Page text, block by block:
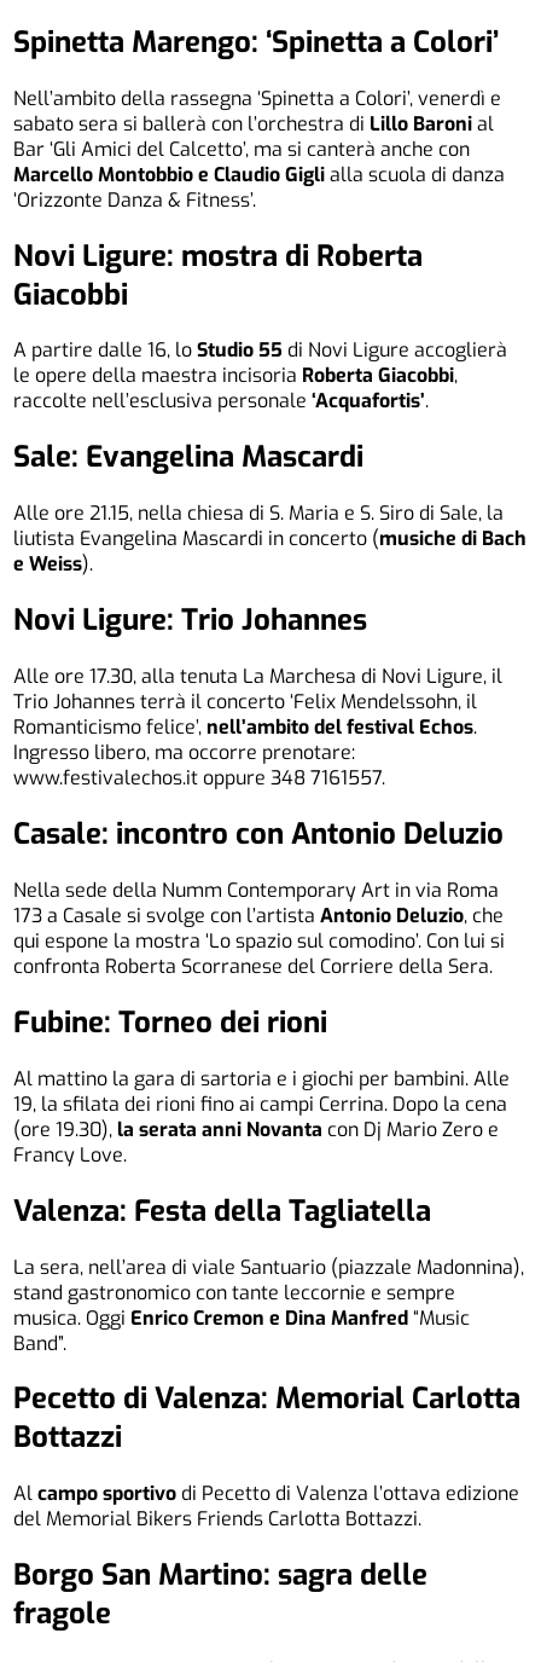
Spinetta Marengo: ‘Spinetta a Colori’
Nell’ambito della rassegna ‘Spinetta a Colori’, venerdì e
sabato sera si ballerà con l’orchestra di Lillo Baronial
Bar ‘Gli Amici del Calcetto’, ma si canterà anche con
Marcello Montobbio e Claudio Giglialla scuola di danza
‘Orizzonte Danza & Fitness’.
Novi Ligure: mostra di Roberta
Giacobbi
A partire dalle 16, loStudio 55 di Novi Ligure accoglierà
le opere della maestra incisoria Roberta Giacobbi,
raccolte nell’esclusiva personale‘Acquafortis’.
Sale: Evangelina Mascardi
Alle ore 21.15, nella chiesa di S. Maria e S. Siro di Sale, la
liutista Evangelina Mascardi in concerto (musiche di Bach
e Weiss).
Novi Ligure: Trio Johannes
Alle ore 17.30, alla tenuta La Marchesa di Novi Ligure, il
Trio Johannes terrà il concerto ‘Felix Mendelssohn, il
Romanticismo felice’,nell’ambito del festival Echos.
Ingresso libero, ma occorre prenotare:
www.festivalechos.it oppure 348 7161557.
Casale: incontro con Antonio Deluzio
Nella sede della Numm Contemporary Art in via Roma
173 a Casale si svolge con l’artistaAntonio Deluzio, che
qui espone la mostra ‘Lo spazio sul comodino’. Con lui si
confronta Roberta Scorranese del Corriere della Sera.
Fubine: Torneo dei rioni
Al mattino la gara di sartoria e i giochi per bambini. Alle
19, la sfilata dei rioni fino ai campi Cerrina. Dopo la cena
(ore 19.30),la serata anni Novanta con Dj Mario Zero e
Francy Love.
Valenza: Festa della Tagliatella
La sera, nell’area di viale Santuario (piazzale Madonnina),
stand gastronomico con tante leccornie e sempre
musica. Oggi Enrico Cremon e Dina Manfred“Music
Band”.
Pecetto di Valenza: Memorial Carlotta
Bottazzi
Alcampo sportivo di Pecetto di Valenza l’ottava edizione
del Memorial Bikers Friends Carlotta Bottazzi.
Borgo San Martino: sagra delle
fragole